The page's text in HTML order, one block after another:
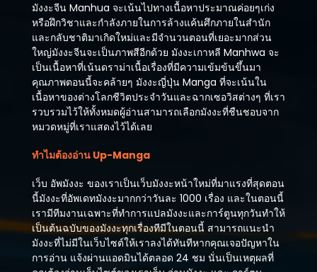
มังงะจีน Manhua จะเน้นไปทางเนื้อหาประมาณค่อยๆเก่ง
หรือฝึกวิชาและกำลังภายในการล้างแค้นศึกภายในสำนัก
และกลับชาติมาเกิดใหม่และมีจำนวนตอนที่เยอะมากส่วน
ใหญ่มังงะจีนจะเป็นภาพสีอีกด้วย มังงะเกาหลี Manhwa จะ
เป็นเนื้อหาที่เน้นดราม่าเนื้อเรื่องที่มีความเข้มข้นขึ้นมา
คุณภาพตอนนี้จะคล้ายๆ มังงะญี่ปุ่น Manga ที่จะเน้นใน
เนื้อหาของต่างโลกชีวิตประจำวันและฉากเซอวิสต่างๆ ที่เรา
รวบรวมไว้ให้ทั้งหมดผู้อ่านสามารถเลือกมังงะที่ชืนชอบจาก
หมวดหมู่ที่เราแสดงไว้ได้เลย
ทำไมต้องอ่าน Up-Manga
เว็บ อัพมังงะ ของเราเป็นเว็บมังงะหน้าใหม่ที่มาแรงที่สุดตอน
นี้มังงะที่อัพเดทมังงะมากกว่าวันละ 1000 เรื่อง และในตอนนี้
เรามีทีมงานเฉพาะที่ทำการแปลมังงะและการ์ตูนทุกวันทำให้
เป็นต้นฉบับของมังงะทุกเรื่องทีมีในตอนนี้ สามารถแนะนำ
มังงะที่ไม่มีในเว็บไซต์ให้เราลงได้ทันทีหากคุณเจอปัญหาใน
การอ่าน แจ้งผ่านแอดมินได้ตลอด 24 ชม นั่นเป็นเหตุผลที่